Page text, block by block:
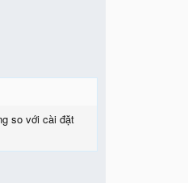
so với cài đặt